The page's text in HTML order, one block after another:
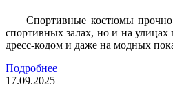
Спортивные костюмы прочно
спортивных залах, но и на
дресс-кодом и даже на модных
Подробнее
17.09.2025